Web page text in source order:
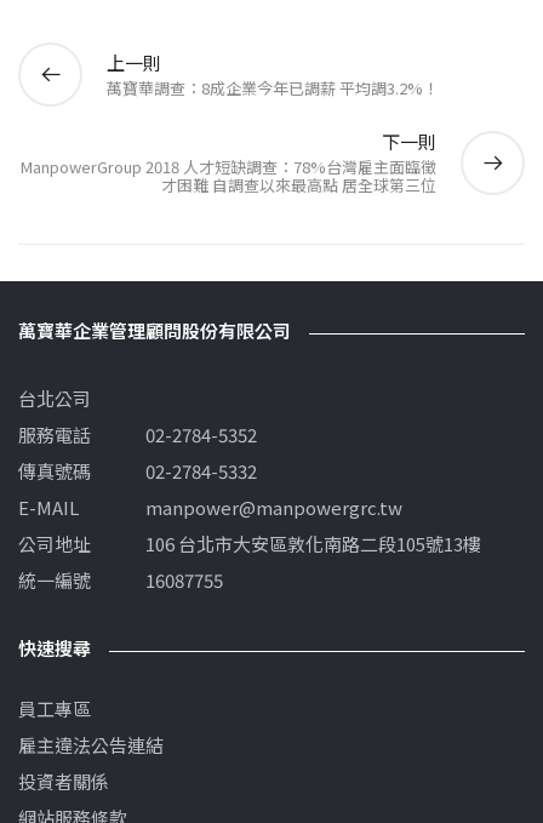
上一則
萬寶華調查：8成企業今年已調薪 平均調3.2%！
下一則
ManpowerGroup 2018 人才短缺調查：78%台灣雇主面臨徵
才困難 自調查以來最高點 居全球第三位
萬寶華企業管理顧問股份有限公司
台北公司
服務電話
02-2784-5352
傳真號碼
02-2784-5332
E-MAIL
manpower@manpowergrc.tw
公司地址
106 台北市大安區敦化南路二段105號13樓
統一編號
16087755
快速搜尋
員工專區
雇主違法公告連結
投資者關係
網站服務條款